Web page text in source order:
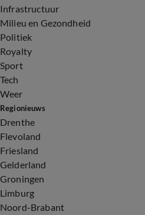
Infrastructuur
Milieu en Gezondheid
Politiek
Royalty
Sport
Tech
Weer
Regionieuws
Drenthe
Flevoland
Friesland
Gelderland
Groningen
Limburg
Noord-Brabant